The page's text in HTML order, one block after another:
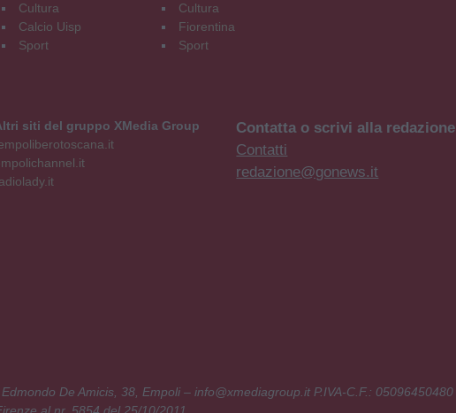
Cultura
Calcio Uisp
Sport
Cultura
Fiorentina
Sport
siti del gruppo XMedia Group
Contatta o scrivi alla redazione
Contatti
redazione@gonews.it
De Amicis, 38, Empoli – info@xmediagroup.it P.IVA-C.F.: 05096450480